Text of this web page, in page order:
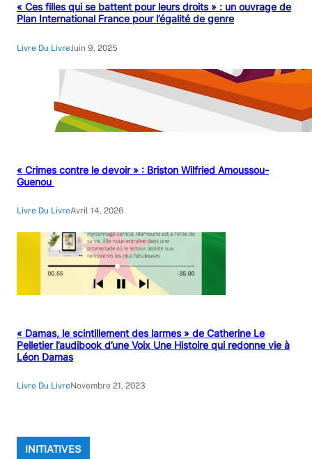
« Ces filles qui se battent pour leurs droits » : un ouvrage de
Plan International France pour l’égalité de genre
Livre Du LivreJuin 9, 2025
« Crimes contre le devoir » : Briston Wilfried Amoussou-
Guenou
Livre Du LivreAvril 14, 2026
« Damas, le scintillement des larmes » de Catherine Le
Pelletier l’audibook d’une Voix Une Histoire qui redonne vie à
Léon Damas
Livre Du LivreNovembre 21, 2023
INITIATIVES